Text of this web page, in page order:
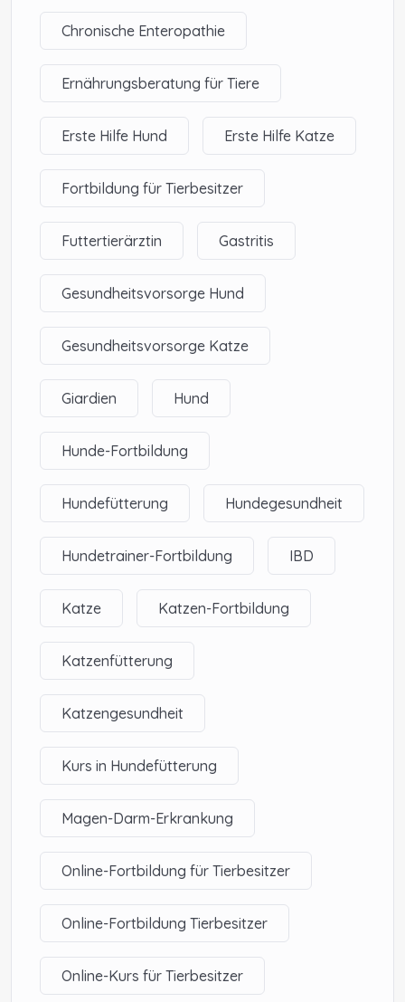
Chronische Enteropathie
Ernährungsberatung für Tiere
Erste Hilfe Hund Erste Hilfe Katze
Fortbildung für Tierbesitzer
Futtertierärztin Gastritis
Gesundheitsvorsorge Hund
Gesundheitsvorsorge Katze
Giardien Hund
Hunde-Fortbildung
Hundefütterung Hundegesundheit
Hundetrainer-Fortbildung IBD
Katze Katzen-Fortbildung
Katzenfütterung
Katzengesundheit
Kurs in Hundefütterung
Magen-Darm-Erkrankung
Online-Fortbildung für Tierbesitzer
Online-Fortbildung Tierbesitzer
Online-Kurs für Tierbesitzer